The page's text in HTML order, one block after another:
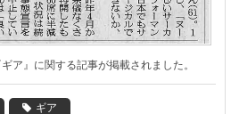
ア』に関する記事が掲載されました。
ギア